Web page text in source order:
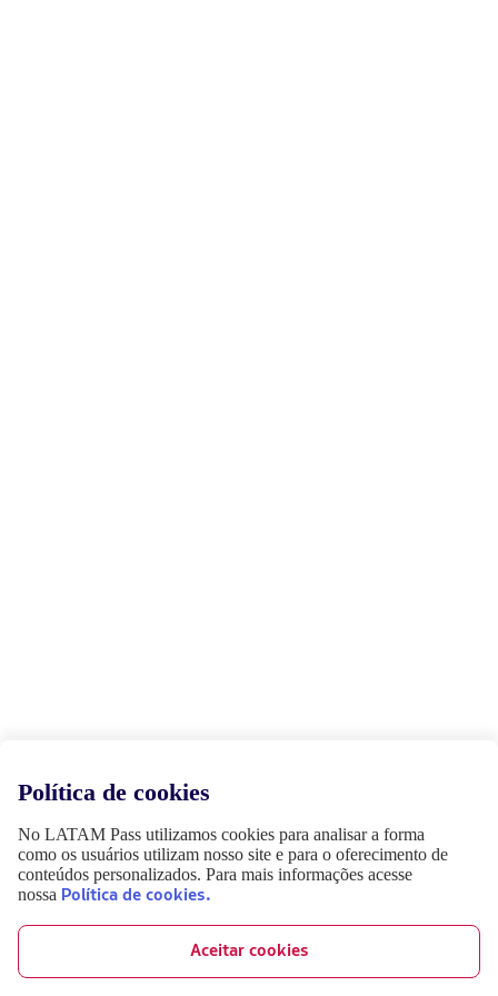
Política de cookies
No LATAM Pass utilizamos cookies para analisar a forma
como os usuários utilizam nosso site e para o oferecimento de
conteúdos personalizados. Para mais informações acesse
nossa Política de cookies.
Aceitar cookies